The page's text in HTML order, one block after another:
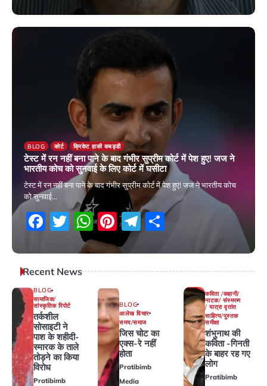
23 May 2026
BLOG कोर्ट क्रिकेट हाकी कबड्डी
टेस्ट में रन नहीं बना पाने के बाद गंभीर सुप्रीम कोर्ट में पेश हुए! जज ने
भारतीय कोच को सुनवाई के लिए कोर्ट में घसीटा
टेस्ट में रन नहीं बना पाने के बाद गंभीर सुप्रीम कोर्ट में पेश हुए! जज ने भारतीय कोच
को सुनवाई…
Facebook
Twitter
WhatsApp
Pinterest
Telegram
Share
3 December 2025
Recent News
BLOG
सामाजिक/
सांस्कृतिक रिपोर्ट
तर्कशील
सोसाइटी ने
पाश के शहीदी-
स्मारक के ताले
तोड़ने का किया
विरोध
Pratibimb
BLOG
आलेख विचार
समय/समाज
जिस चोट का
एक्स-रे नहीं
होता
Pratibimb
Media
कविता /कहानी/
नाटक/ संस्मरण
/ यात्रा वृतांत
साहित्य/पुस्तक
समीक्षा
शंभुनाथ की
कविता -गिनती
के बाहर रह गए
लोग
Pratibimb